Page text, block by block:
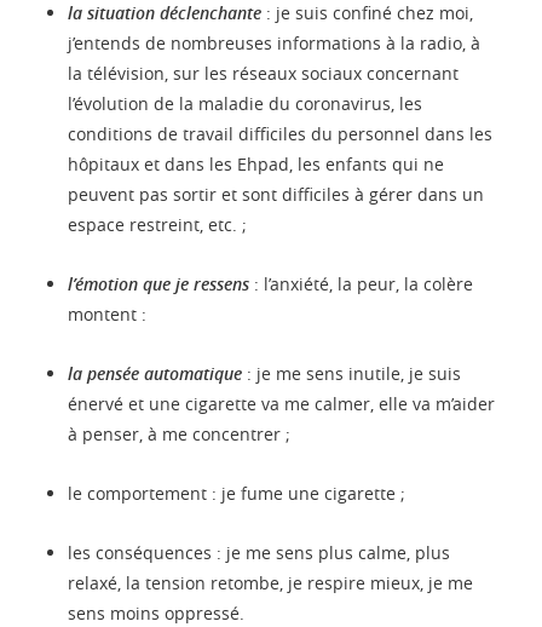
la situation déclenchante : je suis confiné chez moi,
j’entends de nombreuses informations à la radio, à
la télévision, sur les réseaux sociaux concernant
l’évolution de la maladie du coronavirus, les
conditions de travail difficiles du personnel dans les
hôpitaux et dans les Ehpad, les enfants qui ne
peuvent pas sortir et sont difficiles à gérer dans un
espace restreint, etc. ;
l’émotion que je ressens : l’anxiété, la peur, la colère
montent :
la pensée automatique : je me sens inutile, je suis
énervé et une cigarette va me calmer, elle va m’aider
à penser, à me concentrer ;
le comportement : je fume une cigarette ;
les conséquences : je me sens plus calme, plus
relaxé, la tension retombe, je respire mieux, je me
sens moins oppressé.